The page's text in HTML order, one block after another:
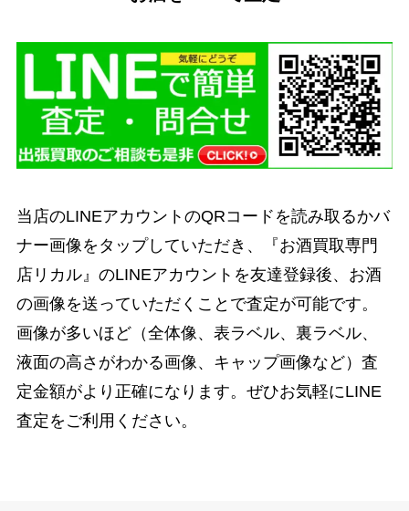
当店のLINEアカウントのQRコードを読み取るかバ
ナー画像をタップしていただき、『お酒買取専門
店リカル』のLINEアカウントを友達登録後、お酒
の画像を送っていただくことで査定が可能です。
画像が多いほど（全体像、表ラベル、裏ラベル、
液面の高さがわかる画像、キャップ画像など）査
定金額がより正確になります。ぜひお気軽にLINE
査定をご利用ください。